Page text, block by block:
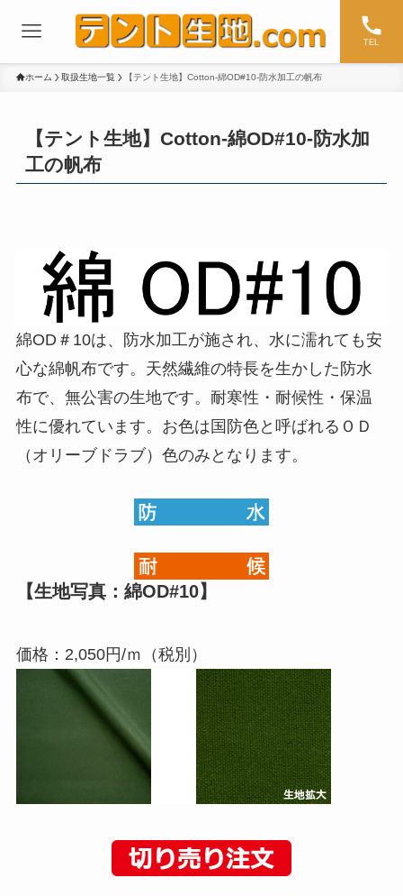
TEL
ホーム 取扱生地一覧 【テント生地】Cotton-綿OD#10-防水加工の帆布
【テント生地】Cotton-綿OD#10-防水加
工の帆布
綿OD＃10は、防水加工が施され、水に濡れても安
心な綿帆布です。天然繊維の特長を生かした防水
布で、無公害の生地です。耐寒性・耐候性・保温
性に優れています。お色は国防色と呼ばれるＯＤ
（オリーブドラブ）色のみとなります。
【生地写真：綿OD#10】
価格：2,050円/ｍ（税別）